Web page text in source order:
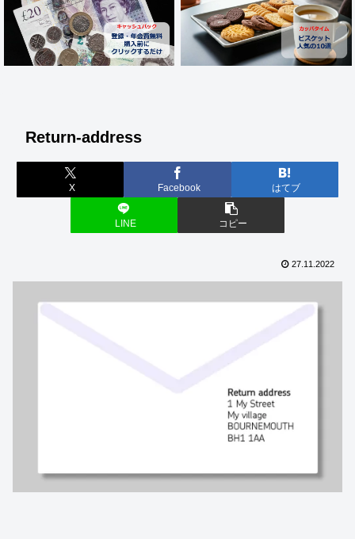
Return-address
X Facebook はてブ
LINE コピー
27.11.2022